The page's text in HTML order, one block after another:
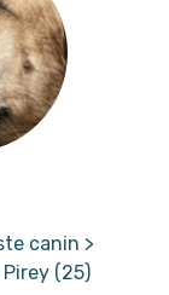
canin >
Pirey (25)